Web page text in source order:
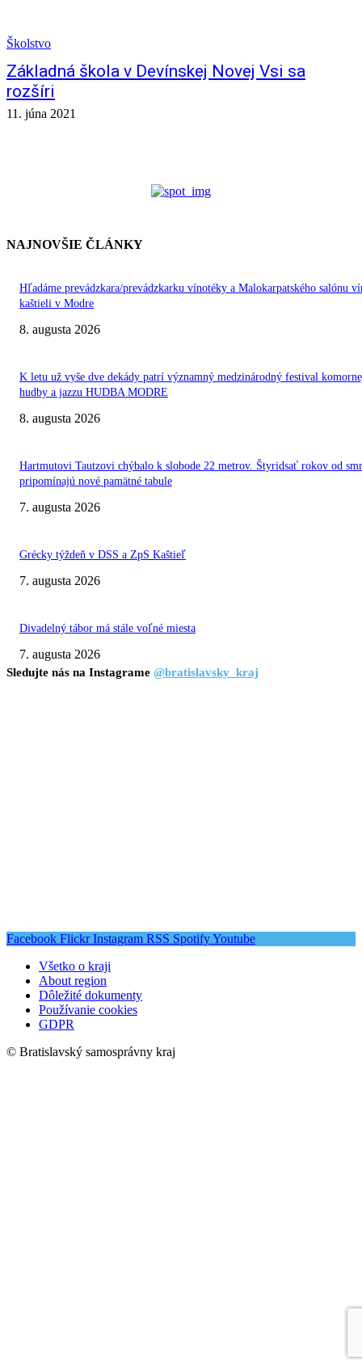
Školstvo
Základná škola v Devínskej Novej Vsi sa
rozšíri
11. júna 2021
NAJNOVŠIE ČLÁNKY
Hľadáme prevádzkara/prevádzkarku vínotéky a Malokarpatského salónu
kaštieli v Modre
8. augusta 2026
K letu už vyše dve dekády patrí významný medzinárodný festival
hudby a jazzu HUDBA MODRE
8. augusta 2026
Hartmutovi Tautzovi chýbalo k slobode 22 metrov. Štyridsať rokov od
pripomínajú nové pamätné tabule
7. augusta 2026
Grécky týždeň v DSS a ZpS Kaštieľ
7. augusta 2026
Divadelný tábor má stále voľné miesta
7. augusta 2026
Sledujte nás na Instagrame @bratislavsky_kraj
Facebook Flickr Instagram RSS SpotifyYoutube
Všetko o kraji
About region
Dôležité dokumenty
Používanie cookies
GDPR
© Bratislavský samosprávny kraj